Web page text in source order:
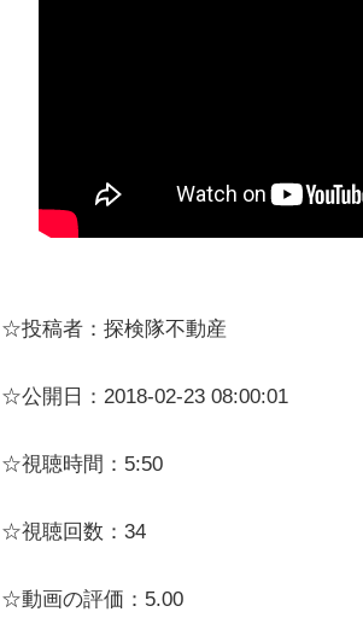
☆投稿者：探検隊不動産
☆公開日：2018-02-23 08:00:01
☆視聴時間：5:50
☆視聴回数：34
☆動画の評価：5.00